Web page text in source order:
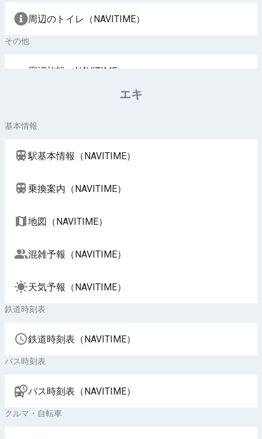
周辺のトイレ（NAVITIME）
その他
周辺施設（NAVITIME）
エキ
基本情報
駅基本情報（NAVITIME）
乗換案内（NAVITIME）
地図（NAVITIME）
混雑予報（NAVITIME）
天気予報（NAVITIME）
鉄道時刻表
鉄道時刻表（NAVITIME）
バス時刻表
バス時刻表（NAVITIME）
クルマ・自転車